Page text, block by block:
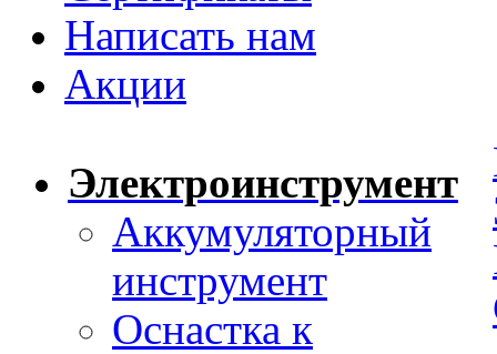
Написать нам
Акции
Электроинструмент
Аккумуляторный
инструмент
Оснастка к